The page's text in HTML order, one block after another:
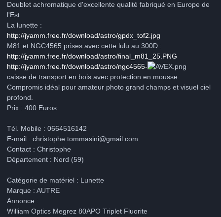
Doublet achromatique d'excellente qualité fabriqué en Europe de
l'Est
La lunette :
http://jyamm.free.fr/download/astro/gpdx_tof2.jpg
M81 et NGC4565 prises avec cette lulu au 300D :
http://jyamm.free.fr/download/astro/final_m81_25.PNG
http://jyamm.free.fr/download/astro/ngc4565-
.png
caisse de transport en bois avec protection en mousse.
Compromis idéal pour amateur photo grand champs et visuel ciel
profond.
Prix : 400 Euros
Tél. Mobile : 0664516142
E-mail : christophe.tommasini@gmail.com
Contact : Christophe
Département : Nord (59)
Catégorie de matériel : Lunette
Marque : AUTRE
Annonce :
William Optics Megrez 80APO Triplet Fluorite